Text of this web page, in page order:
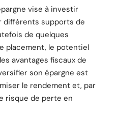
vise à investir
différents supports de
de quelques
placement, le potentiel
avantages fiscaux de
son épargne est
le rendement et, par
risque de perte en